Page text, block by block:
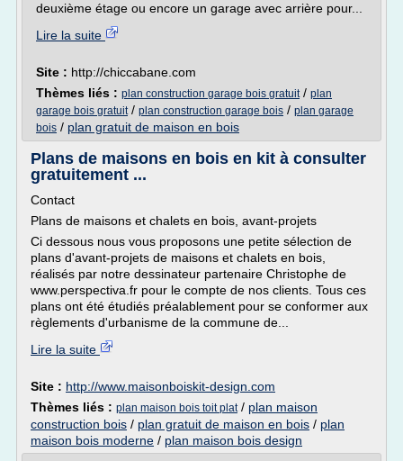
deuxième étage ou encore un garage avec arrière pour...
Lire la suite
Site : http://chiccabane.com
Thèmes liés : plan construction garage bois gratuit/ plan
garage bois gratuit/ plan construction garage bois / plan garage
bois / plan gratuit de maison en bois
Plans de maisons en bois en kit à consulter
gratuitement ...
Contact
Plans de maisons et chalets en bois, avant-projets
Ci dessous nous vous proposons une petite sélection de
plans d'avant-projets de maisons et chalets en bois,
réalisés par notre dessinateur partenaire Christophe de
www.perspectiva.fr pour le compte de nos clients. Tous ces
plans ont été étudiés préalablement pour se conformer aux
règlements d'urbanisme de la commune de...
Lire la suite
Site : http://www.maisonboiskit-design.com
Thèmes liés : plan maison bois toit plat/ plan maison
construction bois / plan gratuit de maison en bois / plan
maison bois moderne / plan maison bois design